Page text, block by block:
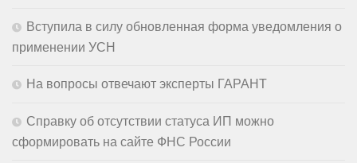
Вступила в силу обновленная форма уведомления о
применении УСН
На вопросы отвечают эксперты ГАРАНТ
Справку об отсутствии статуса ИП можно
сформировать на сайте ФНС России